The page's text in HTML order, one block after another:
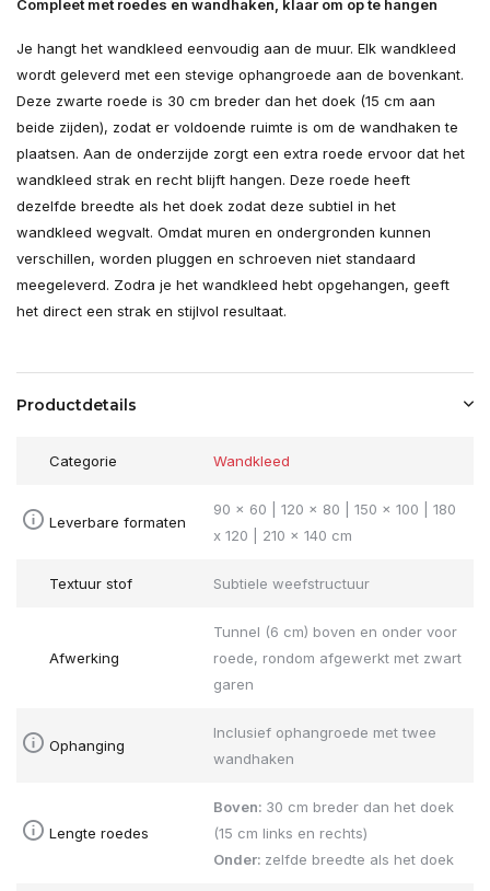
Compleet met roedes en wandhaken, klaar om op te hangen
Je hangt het wandkleed eenvoudig aan de muur. Elk wandkleed
wordt geleverd met een stevige ophangroede aan de bovenkant.
Deze zwarte roede is 30 cm breder dan het doek (15 cm aan
beide zijden), zodat er voldoende ruimte is om de wandhaken te
plaatsen. Aan de onderzijde zorgt een extra roede ervoor dat het
wandkleed strak en recht blijft hangen. Deze roede heeft
dezelfde breedte als het doek zodat deze subtiel in het
wandkleed wegvalt. Omdat muren en ondergronden kunnen
verschillen, worden pluggen en schroeven niet standaard
meegeleverd. Zodra je het wandkleed hebt opgehangen, geeft
het direct een strak en stijlvol resultaat.
Productdetails
Categorie Wandkleed
Leverbare formaten
90 x 60 | 120 x 80 | 150 x 100 | 180
x 120 | 210 x 140 cm
Textuur stof Subtiele weefstructuur
Afwerking
Tunnel (6 cm) boven en onder voor
roede, rondom afgewerkt met zwart
garen
Ophanging
Inclusief ophangroede met twee
wandhaken
Lengte roedes
Boven: 30 cm breder dan het doek
(15 cm links en rechts)
Onder: zelfde breedte als het doek